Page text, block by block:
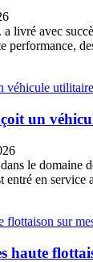
avec
performance,
un
le domaine
entré en
haute